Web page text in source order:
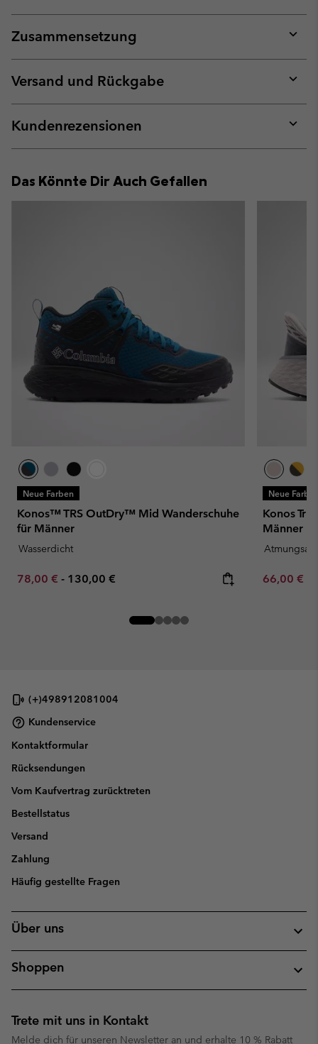
Zusammensetzung
or
Versand und Rückgabe
or
Kundenrezensionen
or
Das Könnte Dir Auch Gefallen
Neue Farben
Konos™ TRS OutDry™ Mid Wanderschuhe
für Männer
Wasserdicht
Minimum sale price:
78,00 € - Maximum price:
130,00 €
Neue
Konos
Männer
Minimum
66,00 €
(+)498912081004
Kundenservice
Kontaktformular
Rücksendungen
Vom Kaufvertrag zurücktreten
Bestellstatus
Versand
Zahlung
Häufig gestellte Fragen
Über uns
Shoppen
Trete mit uns in Kontakt
Melde dich für unseren Newsletter an und erhalte 10 % Rabatt